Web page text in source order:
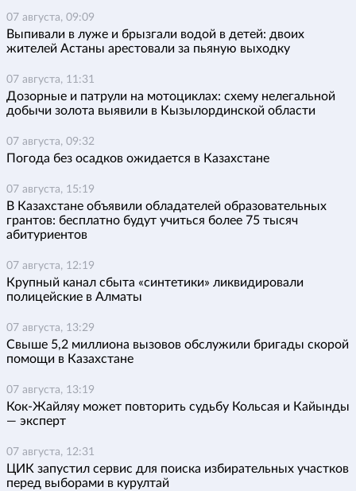
07 августа, 09:09
Выпивали в луже и брызгали водой в детей: двоих
жителей Астаны арестовали за пьяную выходку
07 августа, 11:31
Дозорные и патрули на мотоциклах: схему нелегальной
добычи золота выявили в Кызылординской области
07 августа, 09:32
Погода без осадков ожидается в Казахстане
07 августа, 15:19
В Казахстане объявили обладателей образовательных
грантов: бесплатно будут учиться более 75 тысяч
абитуриентов
07 августа, 12:19
Крупный канал сбыта «синтетики» ликвидировали
полицейские в Алматы
07 августа, 13:29
Свыше 5,2 миллиона вызовов обслужили бригады скорой
помощи в Казахстане
07 августа, 13:19
Кок-Жайляу может повторить судьбу Кольсая и Кайынды
— эксперт
07 августа, 12:31
ЦИК запустил сервис для поиска избирательных участков
перед выборами в курултай